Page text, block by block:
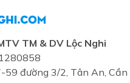
Liệu Sứ Truyền
men chống bám bẩn, lớp
thường xuyên.
Phải Chăng,
TM & DV Lộc Nghi
59 đường 3/2, Tân An,